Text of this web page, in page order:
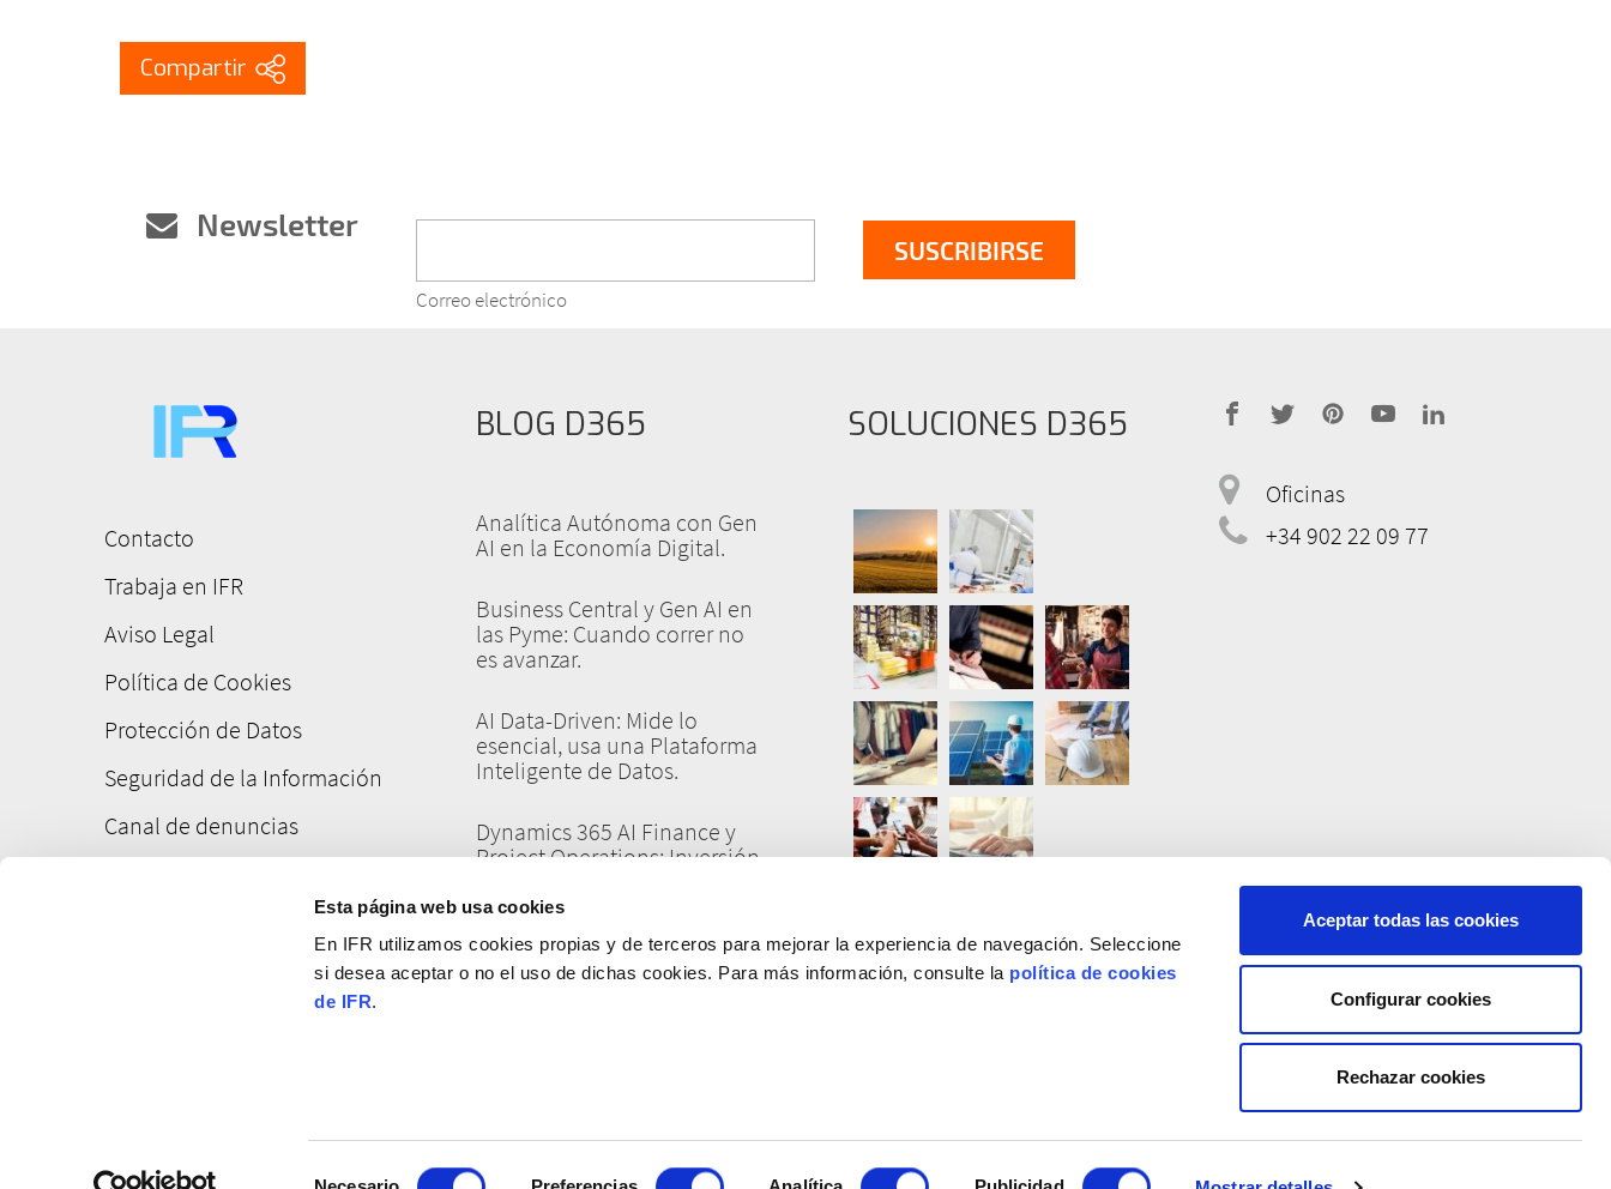
Esta página web usa cookies
En IFR utilizamos cookies propias y de terceros para mejorar la experiencia de navegación. Seleccione
si desea aceptar o no el uso de dichas cookies. Para más información, consulte la política de cookies
de IFR.
Aceptar todas las cookies
Configurar cookies
Rechazar cookies
Newsletter
Correo electrónico
Menú
pie
de
página
Contacto
Trabaja en IFR
Aviso Legal
Política de Cookies
Protección de Datos
Seguridad de la Información
Canal de denuncias
BLOG D365
Analítica Autónoma con Gen
AI en la Economía Digital.
Business Central y Gen AI en
las Pyme: Cuando correr no
es avanzar.
AI Data-Driven: Mide lo
esencial, usa una Plataforma
Inteligente de Datos.
Dynamics 365 AI Finance y
Project Operations: Inversión
Datos, ¿Tiranos o Aliados?:
Integrar Confianza, el KPI
SOLUCIONES D365
address
Oficinas
telephone
+34 902 22 09 77